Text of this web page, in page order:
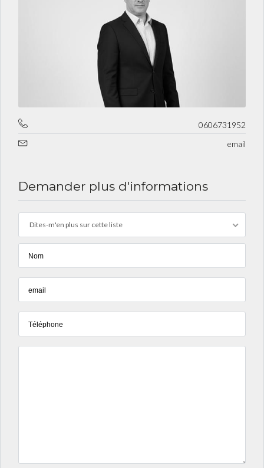
0606731952
email
Demander plus d'informations
Dites-m'en plus sur cette liste